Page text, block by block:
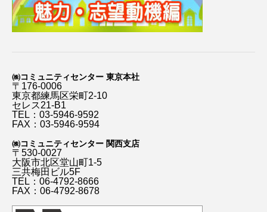
㈱コミュニティセンター 東京本社
〒176-0006
東京都練馬区栄町2-10
セレス21-B1
TEL：03-5946-9592
FAX：03-5946-9594
㈱コミュニティセンター 関西支店
〒530-0027
大阪市北区堂山町1-5
三共梅田ビル5F
TEL：06-4792-8666
FAX：06-4792-8678